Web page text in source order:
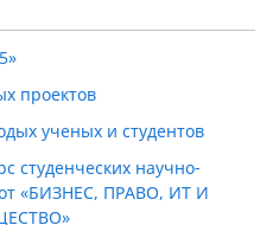
проектов
ученых и студентов
студенческих научно-
«БИЗНЕС, ПРАВО, ИТ И